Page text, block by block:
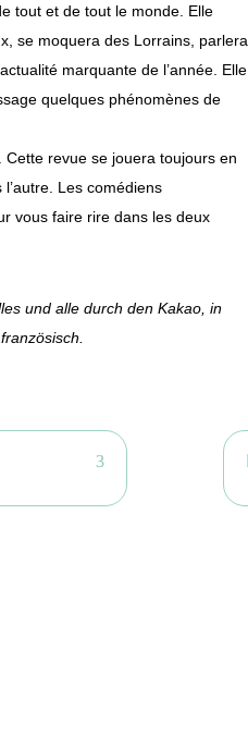
tout et de tout le monde. Elle
se moquera des Lorrains, parlera
marquante de l’année. Elle
quelques phénomènes de
revue se jouera toujours en
Les comédiens
vous faire rire dans les deux
und alle durch den Kakao, in